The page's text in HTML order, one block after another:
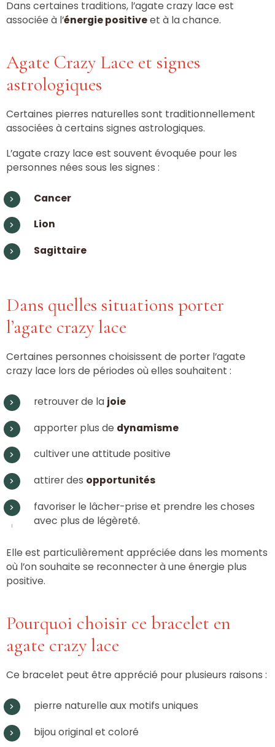
Dans certaines traditions, l’agate crazy lace est
associée à l’énergie positiveet à la chance.
Agate Crazy Lace et signes
astrologiques
Certaines pierres naturelles sont traditionnellement
associées à certains signes astrologiques.
L’agate crazy lace est souvent évoquée pour les
personnes nées sous les signes :
Cancer
Lion
Sagittaire
Dans quelles situations porter
l’agate crazy lace
Certaines personnes choisissent de porter l’agate
crazy lace lors de périodes où elles souhaitent :
retrouver de la joie
apporter plus de dynamisme
cultiver une attitude positive
attirer des opportunités
favoriser le lâcher-prise et prendre les choses
avec plus de légèreté.
Elle est particulièrement appréciée dans les moments
où l’on souhaite se reconnecter à une énergie plus
positive.
Pourquoi choisir ce bracelet en
agate crazy lace
Ce bracelet peut être apprécié pour plusieurs raisons :
pierre naturelle aux motifs uniques
bijou original et coloré